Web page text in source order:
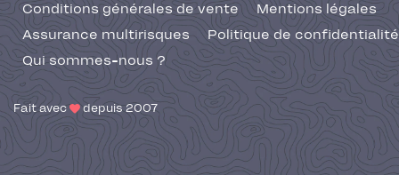
Conditions générales de vente
Mentions légales
Assurance multirisques
Politique de confidentialité
Qui sommes-nous ?
Fait avec depuis 2007